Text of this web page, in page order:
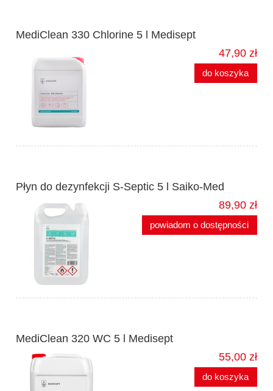
MediClean 330 Chlorine 5 l Medisept
47,90 zł
do koszyka
Płyn do dezynfekcji S-Septic 5 l Saiko-Med
89,90 zł
powiadom o dostępności
MediClean 320 WC 5 l Medisept
55,00 zł
do koszyka